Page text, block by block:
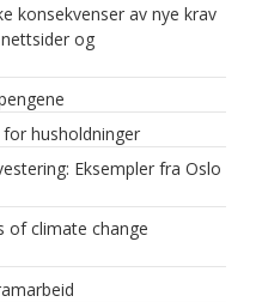
konsekvenser av nye krav
og
husholdninger
Eksempler fra Oslo
of climate change